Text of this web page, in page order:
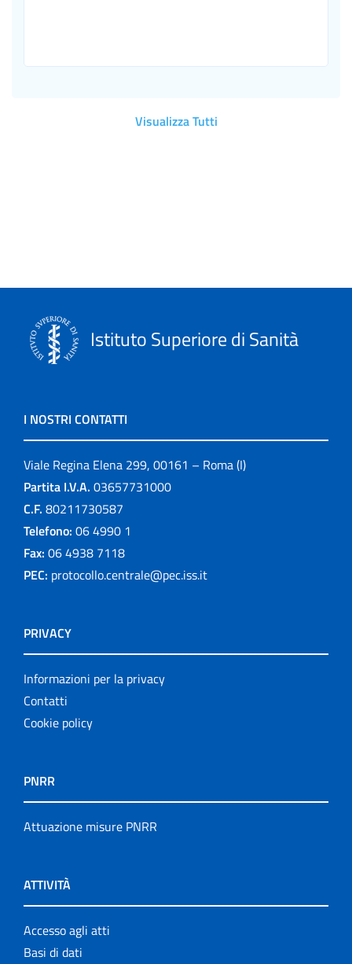
Visualizza Tutti
Istituto Superiore di Sanità
I NOSTRI CONTATTI
Viale Regina Elena 299, 00161 – Roma (I)
Partita I.V.A. 03657731000
C.F. 80211730587
Telefono: 06 4990 1
Fax: 06 4938 7118
PEC: protocollo.centrale@pec.iss.it
PRIVACY
Informazioni per la privacy
Contatti
Cookie policy
PNRR
Attuazione misure PNRR
ATTIVITÀ
Accesso agli atti
Basi di dati